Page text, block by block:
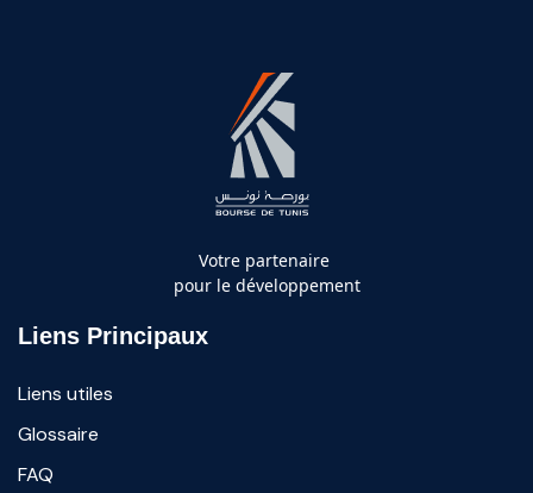
Votre partenaire
pour le développement
Liens Principaux
Liens utiles
Glossaire
FAQ